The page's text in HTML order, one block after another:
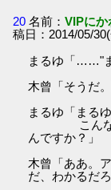
20 名前：VIPに
稿日：2014/05/
まるゆ「……"
木曾「そうだ
まるゆ「まる
こんな風に
んですか？」
木曾「ああ。
だ、わかるだろ